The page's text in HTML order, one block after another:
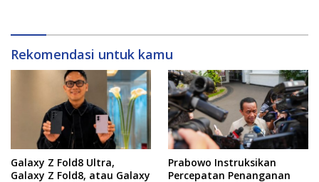
Rekomendasi untuk kamu
Galaxy Z Fold8 Ultra,
Galaxy Z Fold8, atau Galaxy
Prabowo Instruksikan
Percepatan Penanganan